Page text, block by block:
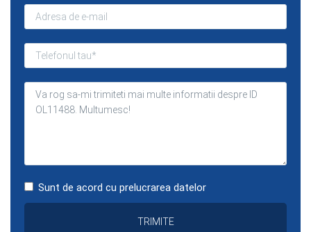
Sunt de acord cu prelucrarea datelor